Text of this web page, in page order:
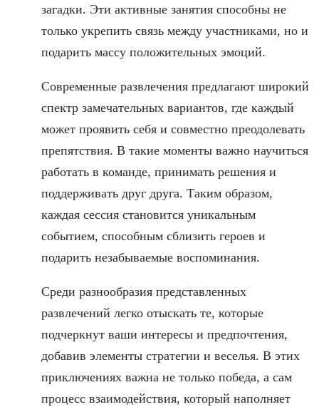
загадки. Эти активные занятия способны не
только укрепить связь между участниками, но и
подарить массу положительных эмоций.
Современные развлечения предлагают широкий
спектр замечательных вариантов, где каждый
может проявить себя и совместно преодолевать
препятствия. В такие моменты важно научиться
работать в команде, принимать решения и
поддерживать друг друга. Таким образом,
каждая сессия становится уникальным
событием, способным сблизить героев и
подарить незабываемые воспоминания.
Среди разнообразия представленных
развлечений легко отыскать те, которые
подчеркнут ваши интересы и предпочтения,
добавив элементы стратегии и веселья. В этих
приключениях важна не только победа, а сам
процесс взаимодействия, который наполняет